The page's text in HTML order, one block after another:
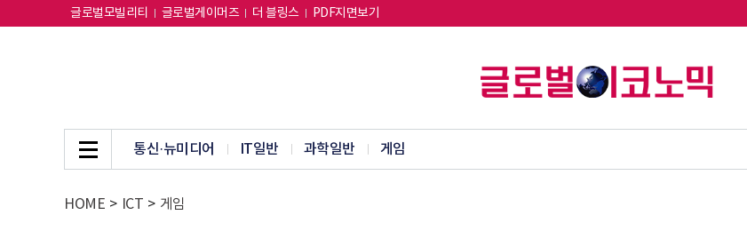
글로벌모빌리티 글로벌게이머즈 더 블링스 PDF지면보기
통신·뉴미디어 IT일반 과학일반 게임
HOME > ICT > 게임